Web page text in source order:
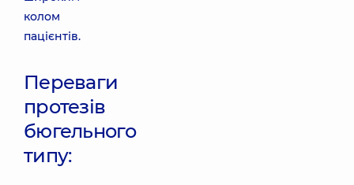
колом
пацієнтів.
Переваги
протезів
бюгельного
типу: